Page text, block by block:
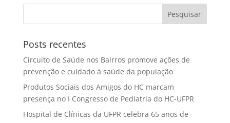
Posts recentes
Circuito de Saúde nos Bairros promove ações de
prevenção e cuidado à saúde da população
Produtos Sociais dos Amigos do HC marcam
presença no I Congresso de Pediatria do HC-UFPR
Hospital de Clínicas da UFPR celebra 65 anos de